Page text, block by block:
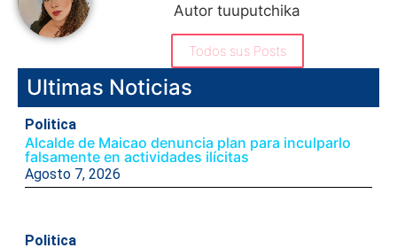
Autor tuuputchika
Todos sus Posts
Ultimas Noticias
Politica
Alcalde de Maicao denuncia plan para inculparlo
falsamente en actividades ilícitas
Agosto 7, 2026
Politica